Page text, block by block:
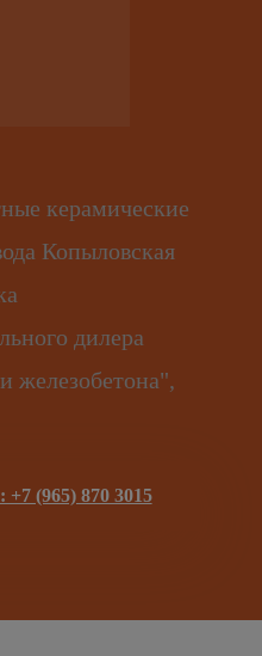
керамические
Копыловская
дилера
железобетона",
+7 (965) 870 3015